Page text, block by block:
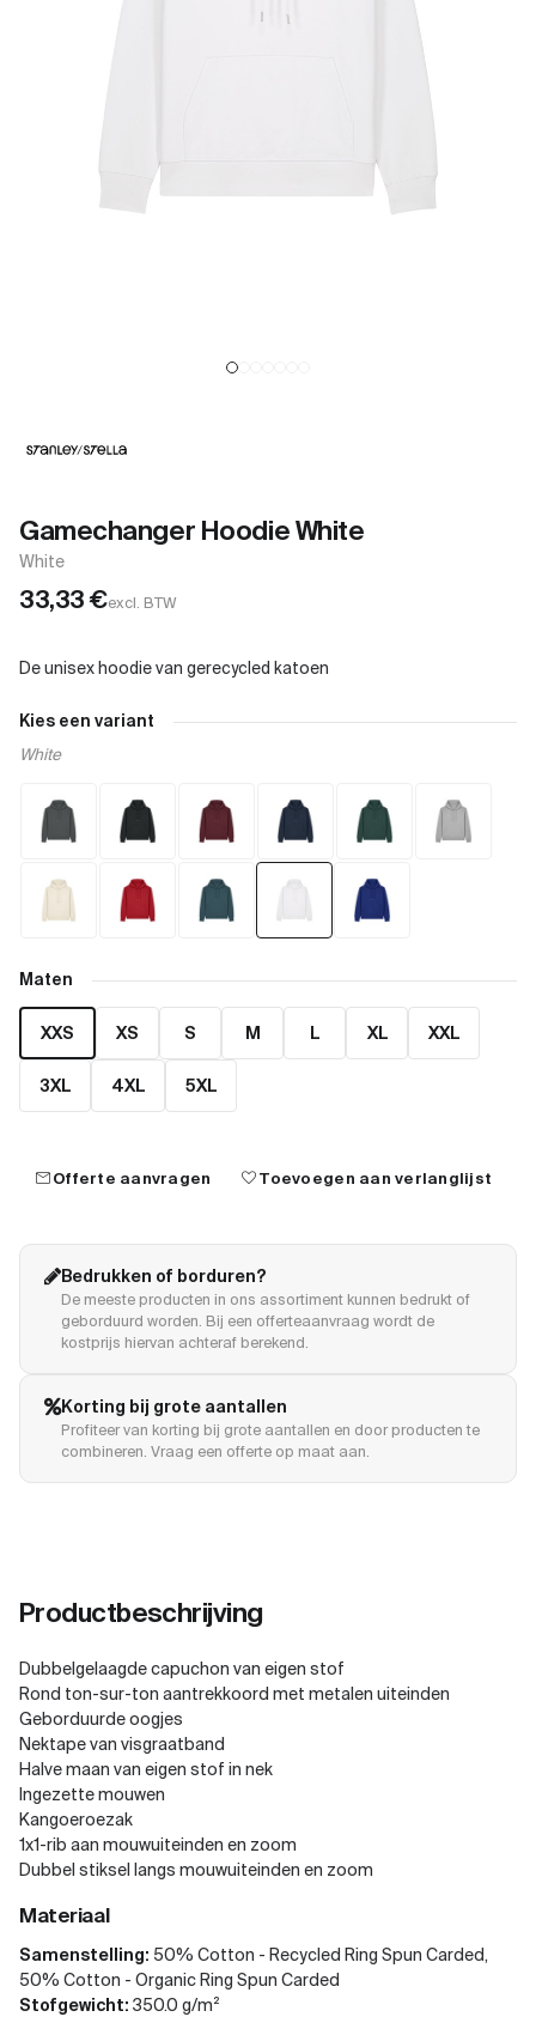
Gamechanger Hoodie White
White
33,33€excl. BTW
Kies een variant
White
Maten
XXS XS S M L XL XXL
3XL 4XL 5XL
mailOfferte aanvragen favoriteToevoegen aan verlanglijst
Bedrukken of borduren?
De meeste producten in ons assortiment kunnen bedrukt of
geborduurd worden. Bij een offerteaanvraag wordt de
kostprijs hiervan achteraf berekend.
Korting bij grote aantallen
Profiteer van korting bij grote aantallen en door producten te
combineren. Vraag een offerte op maat aan.
Productbeschrijving
Dubbelgelaagde capuchon van eigen stof
Rond ton-sur-ton aantrekkoord met metalen uiteinden
Geborduurde oogjes
Nektape van visgraatband
Halve maan van eigen stof in nek
Ingezette mouwen
Kangoeroezak
1x1-rib aan mouwuiteinden en zoom
Dubbel stiksel langs mouwuiteinden en zoom
Materiaal
Samenstelling: 50% Cotton - Recycled Ring Spun Carded,
50% Cotton - Organic Ring Spun Carded
Stofgewicht: 350.0 g/m²